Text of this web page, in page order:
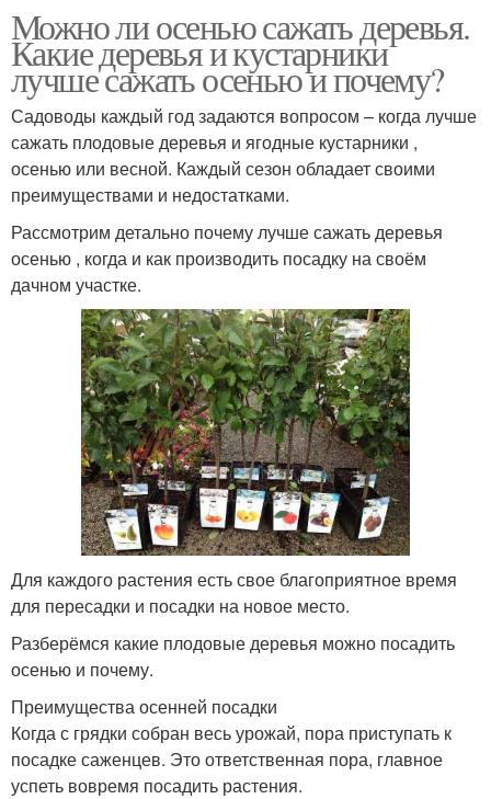
Можно ли осенью сажать деревья.
Какие деревья и кустарники
лучше сажать осенью и почему?
Садоводы каждый год задаются вопросом – когда лучше
сажать плодовые деревья и ягодные кустарники ,
осенью или весной. Каждый сезон обладает своими
преимуществами и недостатками.
Рассмотрим детально почему лучше сажать деревья
осенью , когда и как производить посадку на своём
дачном участке.
Для каждого растения есть свое благоприятное время
для пересадки и посадки на новое место.
Разберёмся какие плодовые деревья можно посадить
осенью и почему.
Преимущества осенней посадки
Когда с грядки собран весь урожай, пора приступать к
посадке саженцев. Это ответственная пора, главное
успеть вовремя посадить растения.